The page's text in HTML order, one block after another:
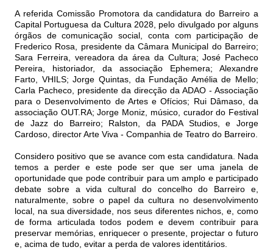
A referida Comissão Promotora da candidatura do Barreiro a
Capital Portuguesa da Cultura 2028, pelo divulgado por alguns
órgãos de comunicação social, conta com participação de
Frederico Rosa, presidente da Câmara Municipal do Barreiro;
Sara Ferreira, vereadora da área da Cultura; José Pacheco
Pereira, historiador, da associação Ephemera; Alexandre
Farto, VHILS; Jorge Quintas, da Fundação Amélia de Mello;
Carla Pacheco, presidente da direcção da ADAO - Associação
para o Desenvolvimento de Artes e Ofícios; Rui Dâmaso, da
associação OUT.RA; Jorge Moniz, músico, curador do Festival
de Jazz do Barreiro; Ralston, da PADA Studios, e Jorge
Cardoso, director Arte Viva - Companhia de Teatro do Barreiro.
Considero positivo que se avance com esta candidatura. Nada
temos a perder e este pode ser que ser uma janela de
oportunidade que pode contribuir para um amplo e participado
debate sobre a vida cultural do concelho do Barreiro e,
naturalmente, sobre o papel da cultura no desenvolvimento
local, na sua diversidade, nos seus diferentes nichos, e, como
de forma articulada todos podem e devem contribuir para
preservar memórias, enriquecer o presente, projectar o futuro
e, acima de tudo, evitar a perda de valores identitários.